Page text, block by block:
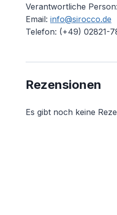
Verantwortliche
Email: info@sirocco.de
Telefon: (+49) 02821-
Rezensionen
Es gibt noch keine